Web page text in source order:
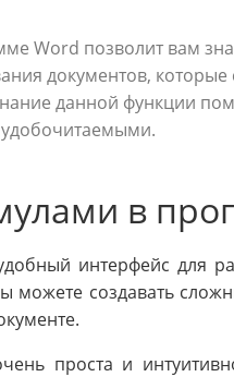
Word позволит вам
документов, которые
данной функции
в
интерфейс для
создавать
проста и